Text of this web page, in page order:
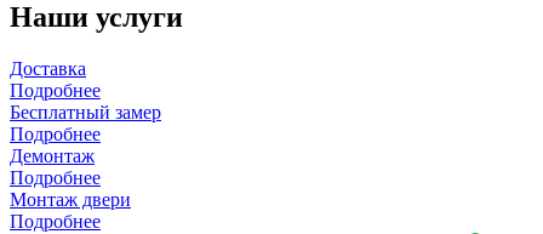
Наши услуги
Доставка
Подробнее
Бесплатный замер
Подробнее
Демонтаж
Подробнее
Монтаж двери
Подробнее